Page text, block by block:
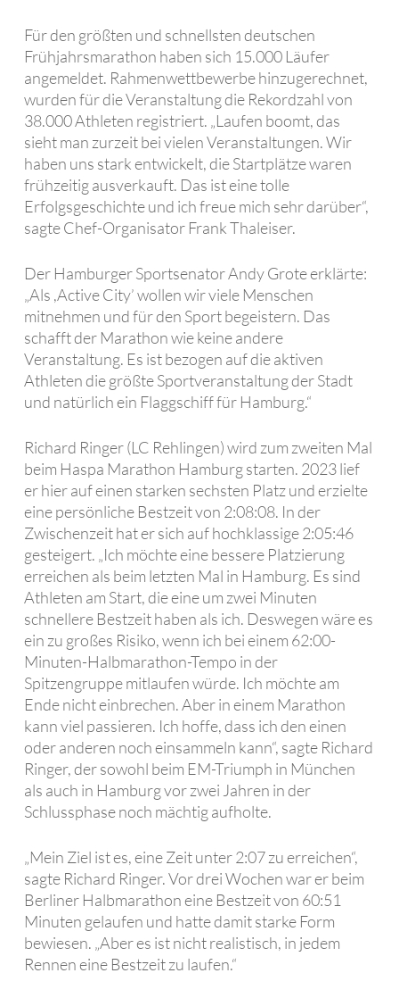
Für den größten und schnellsten deutschen
Frühjahrsmarathon haben sich 15.000 Läufer
angemeldet. Rahmenwettbewerbe hinzugerechnet,
wurden für die Veranstaltung die Rekordzahl von
38.000 Athleten registriert. „Laufen boomt, das
sieht man zurzeit bei vielen Veranstaltungen. Wir
haben uns stark entwickelt, die Startplätze waren
frühzeitig ausverkauft. Das ist eine tolle
Erfolgsgeschichte und ich freue mich sehr darüber“,
sagte Chef-Organisator Frank Thaleiser.
Der Hamburger Sportsenator Andy Grote erklärte:
„Als ,Active City’ wollen wir viele Menschen
mitnehmen und für den Sport begeistern. Das
schafft der Marathon wie keine andere
Veranstaltung. Es ist bezogen auf die aktiven
Athleten die größte Sportveranstaltung der Stadt
und natürlich ein Flaggschiff für Hamburg.“
Richard Ringer (LC Rehlingen) wird zum zweiten Mal
beim Haspa Marathon Hamburg starten. 2023 lief
er hier auf einen starken sechsten Platz und erzielte
eine persönliche Bestzeit von 2:08:08. In der
Zwischenzeit hat er sich auf hochklassige 2:05:46
gesteigert. „Ich möchte eine bessere Platzierung
erreichen als beim letzten Mal in Hamburg. Es sind
Athleten am Start, die eine um zwei Minuten
schnellere Bestzeit haben als ich. Deswegen wäre es
ein zu großes Risiko, wenn ich bei einem 62:00-
Minuten-Halbmarathon-Tempo in der
Spitzengruppe mitlaufen würde. Ich möchte am
Ende nicht einbrechen. Aber in einem Marathon
kann viel passieren. Ich hoffe, dass ich den einen
oder anderen noch einsammeln kann“, sagte Richard
Ringer, der sowohl beim EM-Triumph in München
als auch in Hamburg vor zwei Jahren in der
Schlussphase noch mächtig aufholte.
„Mein Ziel ist es, eine Zeit unter 2:07 zu erreichen“,
sagte Richard Ringer. Vor drei Wochen war er beim
Berliner Halbmarathon eine Bestzeit von 60:51
Minuten gelaufen und hatte damit starke Form
bewiesen. „Aber es ist nicht realistisch, in jedem
Rennen eine Bestzeit zu laufen.“